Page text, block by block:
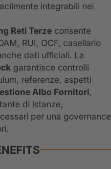
integrabili nei
Reti Terze consente
RUI, OCF, casellario
dati ufficiali. La
garantisce controlli
referenze, aspetti
Albo Fornitori,
di istanze,
per una governance